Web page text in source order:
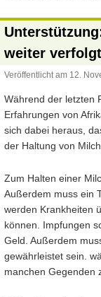
weiter verfolgt
Veröffentlicht am 12.
Während der letzten
Erfahrungen von
sich dabei heraus,
der Haltung von
Zum Halten einer
Außerdem muss ein
werden Krankheiten
können. Impfungen
Geld. Außerdem
gewährleistet sein.
manchen Gegenden